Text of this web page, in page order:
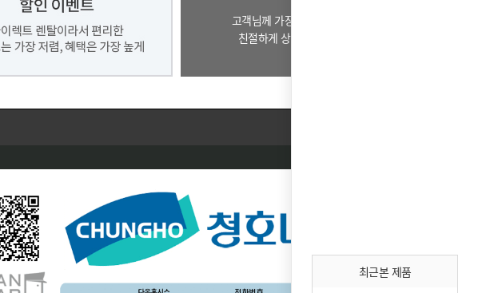
고객님께 가장 알맞은 제품으로
친절하게 상담드리겠습니다.
최근본 제품